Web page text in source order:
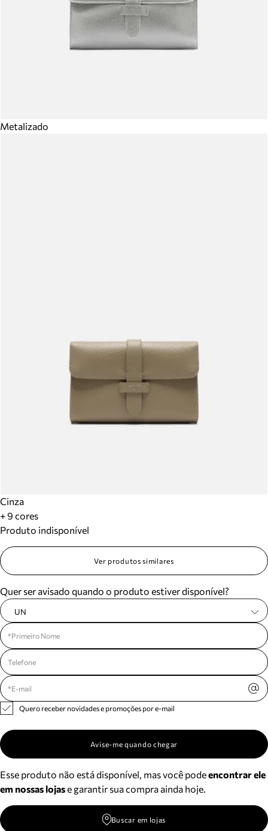
Metalizado
Cinza
+ 9 cores
Produto indisponível
Ver produtos similares
Quer ser avisado quando o produto estiver disponível?
UN
Quero receber novidades e promoções por e-mail
Avise-me quando chegar
Esse produto não está disponível, mas você podeencontrar ele
em nossas lojase garantir sua compra ainda hoje.
Buscar em lojas